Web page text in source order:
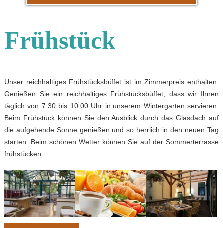
Frühstück
Unser reichhaltiges Frühstücksbüffet ist im Zimmerpreis enthalten.
Genießen Sie ein reichhaltiges Frühstücksbüffet, dass wir Ihnen
täglich von 7:30 bis 10:00 Uhr in unserem Wintergarten servieren.
Beim Frühstück können Sie den Ausblick durch das Glasdach auf
die aufgehende Sonne genießen und so herrlich in den neuen Tag
starten. Beim schönen Wetter können Sie auf der Sommerterrasse
frühstücken.